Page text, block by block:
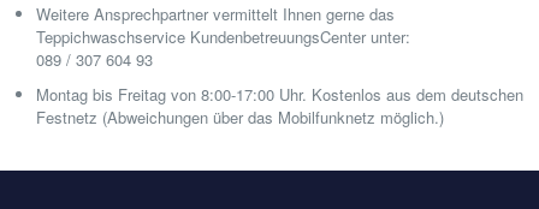
Weitere Ansprechpartner vermittelt Ihnen gerne das
Teppichwaschservice KundenbetreuungsCenter unter:
089 / 307 604 93
Montag bis Freitag von 8:00-17:00 Uhr. Kostenlos aus dem deutschen
Festnetz (Abweichungen über das Mobilfunknetz möglich.)